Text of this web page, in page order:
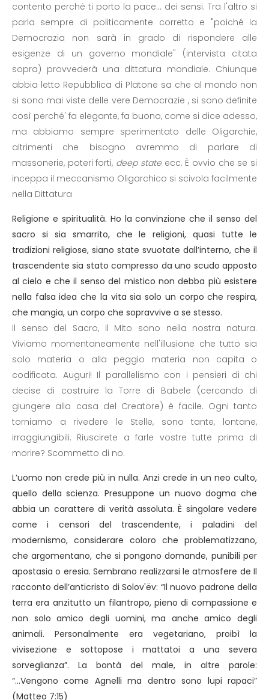
contento perché ti porto la pace... dei sensi. Tra l'altro si
parla sempre di politicamente corretto e "poiché la
Democrazia non sarà in grado di rispondere alle
esigenze di un governo mondiale" (intervista citata
sopra) provvederà una dittatura mondiale. Chiunque
abbia letto Repubblica di Platone sa che al mondo non
si sono mai viste delle vere Democrazie , si sono definite
così perché' fa elegante, fa buono, come si dice adesso,
ma abbiamo sempre sperimentato delle Oligarchie,
altrimenti che bisogno avremmo di parlare di
massonerie, poteri forti, deep stateecc. È ovvio che se si
inceppa il meccanismo Oligarchico si scivola facilmente
nella Dittatura
Religione e spiritualità. Ho la convinzione che il senso del
sacro si sia smarrito, che le religioni, quasi tutte le
tradizioni religiose, siano state svuotate dall’interno, che il
trascendente sia stato compresso da uno scudo apposto
al cielo e che il senso del mistico non debba più esistere
nella falsa idea che la vita sia solo un corpo che respira,
che mangia, un corpo che sopravvive a se stesso.
Il senso del Sacro, il Mito sono nella nostra natura.
Viviamo momentaneamente nell'illusione che tutto sia
solo materia o alla peggio materia non capita o
codificata. Auguri! Il parallelismo con i pensieri di chi
decise di costruire la Torre di Babele (cercando di
giungere alla casa del Creatore) è facile. Ogni tanto
torniamo a rivedere le Stelle, sono tante, lontane,
irraggiungibili. Riuscirete a farle vostre tutte prima di
morire? Scommetto di no.
L’uomo non crede più in nulla. Anzi crede in un neo culto,
quello della scienza. Presuppone un nuovo dogma che
abbia un carattere di verità assoluta. È singolare vedere
come i censori del trascendente, i paladini del
modernismo, considerare coloro che problematizzano,
che argomentano, che si pongono domande, punibili per
apostasia o eresia. Sembrano realizzarsi le atmosfere de Il
racconto dell’anticristo di Solov'ëv: “Il nuovo padrone della
terra era anzitutto un filantropo, pieno di compassione e
non solo amico degli uomini, ma anche amico degli
animali. Personalmente era vegetariano, proibì la
vivisezione e sottopose i mattatoi a una severa
sorveglianza”. La bontà del male, in altre parole:
“...Vengono come Agnelli ma dentro sono lupi rapaci”
(Matteo 7:15)